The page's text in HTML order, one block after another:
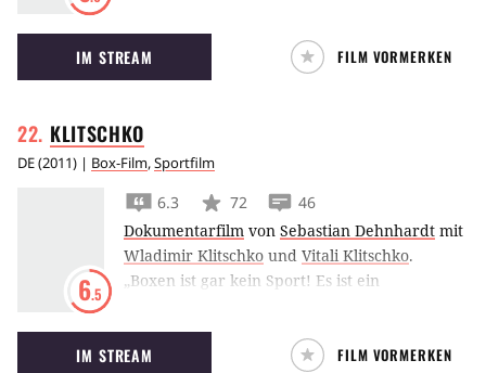
der Bürgerrechtsbewegung der 1960er
diskutieren: Muhammad Ali, Sam Cooke, Jim
Brown und Malcolm X.
IM STREAM FILM VORMERKEN
KLITSCHKO
DE(2011) | Box-Film,Sportfilm
6.5
6.3 72
46
Dokumentarfilm von Sebastian Dehnhardt mit
Wladimir Klitschko und Vitali Klitschko.
„Boxen ist gar kein Sport! Es ist ein
zusammengedrängt“, meinte schon Bertold
Brecht. Auch die
Klitschko -Brüder scheinen
IM STREAM FILM VORMERKEN